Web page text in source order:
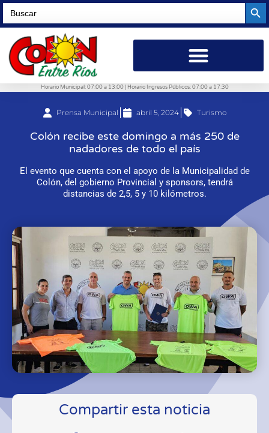
Search
for:
Horario Municipal: 07:00 a 13:00 | Horario Ingresos Públicos: 07:00 a 17:30
Prensa Municipal abril 5, 2024 Turismo
Colón recibe este domingo a más 250 de
nadadores de todo el país
El evento que cuenta con el apoyo de la Municipalidad de
Colón, del gobierno Provincial y sponsors, tendrá
distancias de 2,5, 5 y 10 kilómetros.
Compartir esta noticia